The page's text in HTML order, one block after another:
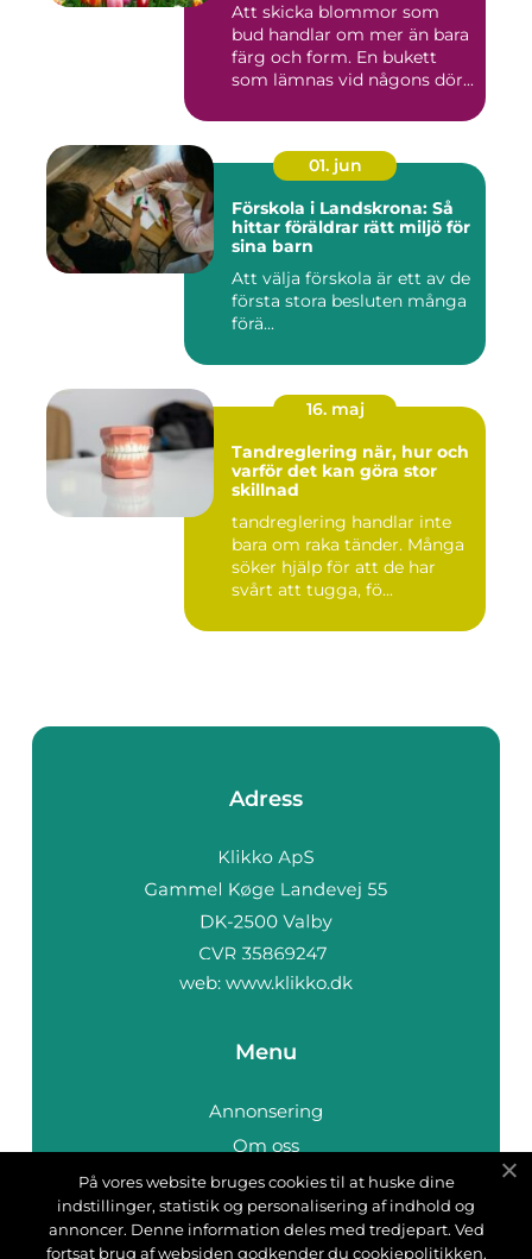
Att skicka blommor som
bud handlar om mer än bara
färg och form. En bukett
som lämnas vid någons dör...
01. jun
Förskola i Landskrona: Så
hittar föräldrar rätt miljö för
sina barn
Att välja förskola är ett av de
första stora besluten många
förä...
16. maj
Tandreglering när, hur och
varför det kan göra stor
skillnad
tandreglering handlar inte
bara om raka tänder. Många
söker hjälp för att de har
svårt att tugga, fö...
Adress
web: www.klikko.dk
Menu
Annonsering
Om oss
Cookies
Kontakta oss
Sitemap
På vores website bruges cookies til at huske dine
indstillinger, statistik og personalisering af indhold og
annoncer. Denne information deles med tredjepart. Ved
fortsat brug af websiden godkender du cookiepolitikken.